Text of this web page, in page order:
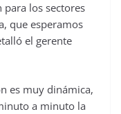
los sectores
que esperamos
el gerente
es muy dinámica,
a minuto la